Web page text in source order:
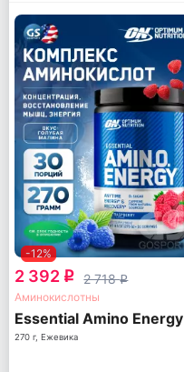
-12%
2 392 q 2 718q
Аминокислотны
Essential Amino Energy
270 г, Ежевика